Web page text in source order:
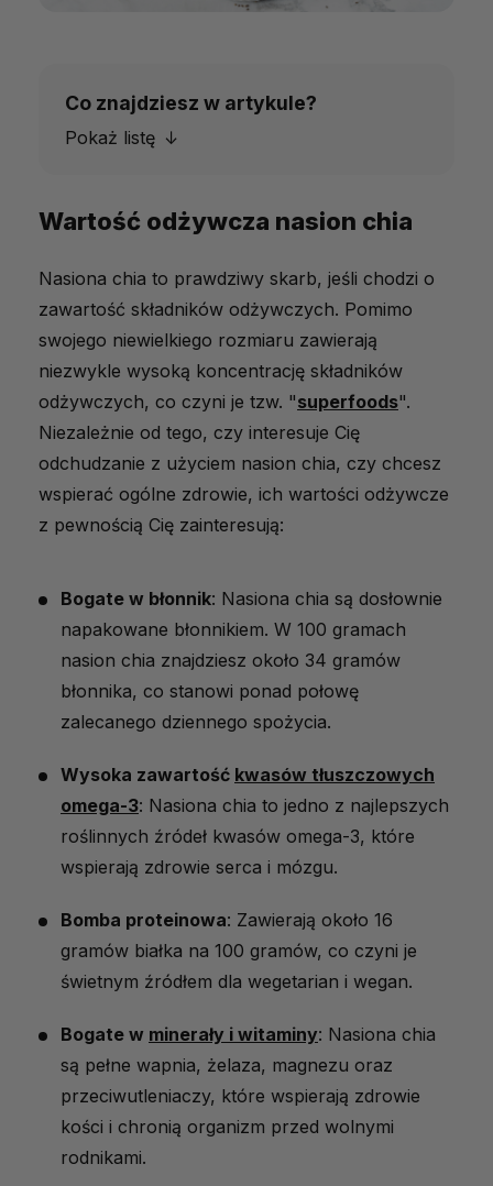
Co znajdziesz w artykule?
Pokaż listę
Wartość odżywcza nasion chia
Jak wprowadzić nasiona chia do
Wskazówki i zalecenia dotyczące
stosowania
Skutki uboczne nasion chia
Jakie nasiona chia znajdziesz u nas?
Podsumowanie
Wartość odżywcza nasion chia
Nasiona chia to prawdziwy skarb, jeśli chodzi o
zawartość składników odżywczych. Pomimo
swojego niewielkiego rozmiaru zawierają
niezwykle wysoką koncentrację składników
odżywczych, co czyni je tzw. "superfoods".
Niezależnie od tego, czy interesuje Cię
odchudzanie z użyciem nasion chia, czy chcesz
wspierać ogólne zdrowie, ich wartości odżywcze
z pewnością Cię zainteresują:
Bogate w błonnik: Nasiona chia są dosłownie
napakowane błonnikiem. W 100 gramach
nasion chia znajdziesz około 34 gramów
błonnika, co stanowi ponad połowę
zalecanego dziennego spożycia.
Wysoka zawartość kwasów tłuszczowych
omega-3: Nasiona chia to jedno z najlepszych
roślinnych źródeł kwasów omega-3, które
wspierają zdrowie serca i mózgu.
Bomba proteinowa: Zawierają około 16
gramów białka na 100 gramów, co czyni je
świetnym źródłem dla wegetarian i wegan.
Bogate w minerały i witaminy: Nasiona chia
są pełne wapnia, żelaza, magnezu oraz
przeciwutleniaczy, które wspierają zdrowie
kości i chronią organizm przed wolnymi
rodnikami.